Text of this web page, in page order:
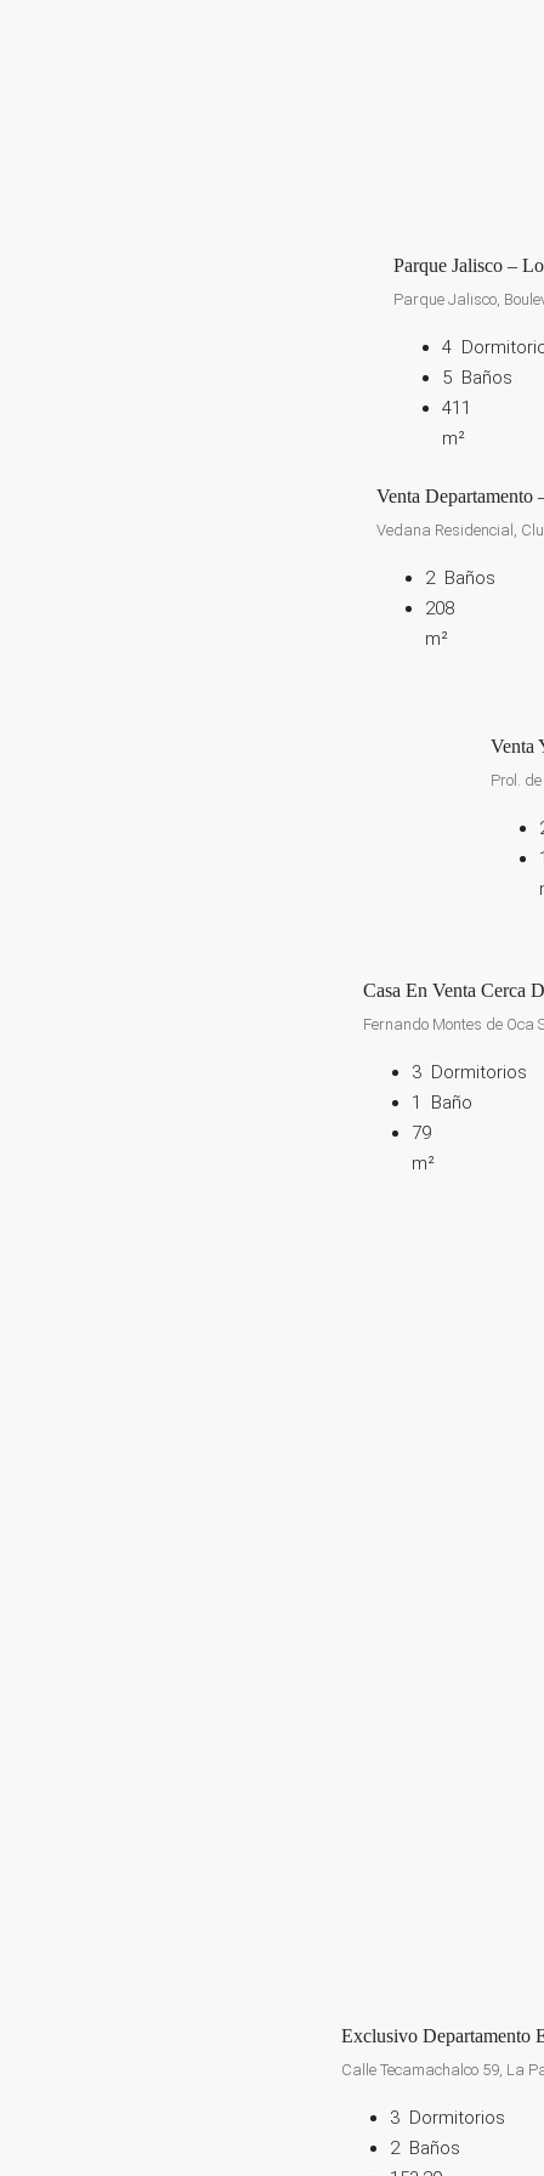
Parque Jalisco –
Parque Jalisco,
4
5 Baños
411
m²
Venta Departamento
Vedana Residencial,
2 Baños
208
m²
Venta
Prol.
Casa En Venta Cerca
Fernando Montes de Oca
3 Dormitorios
1
Baño
79
m²
Exclusivo Departamento
Calle Tecamachalco 59, La
3 Dormitorios
2 Baños